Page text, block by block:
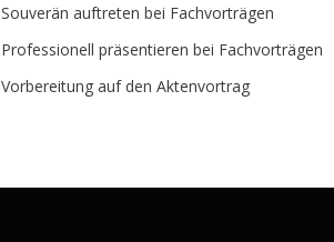
Souverän auftreten bei Fachvorträgen
Professionell präsentieren bei Fachvorträgen
Vorbereitung auf den Aktenvortrag